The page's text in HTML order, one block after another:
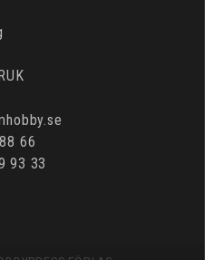
66
93 33